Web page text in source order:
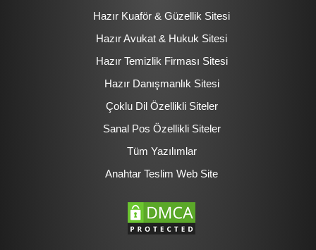
Hazır Kuaför & Güzellik Sitesi
Hazır Avukat & Hukuk Sitesi
Hazır Temizlik Firması Sitesi
Hazır Danışmanlık Sitesi
Çoklu Dil Özellikli Siteler
Sanal Pos Özellikli Siteler
Tüm Yazılımlar
Anahtar Teslim Web Site